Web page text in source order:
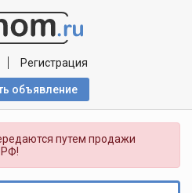
Регистрация
объявлениe
путем продажи
РФ!